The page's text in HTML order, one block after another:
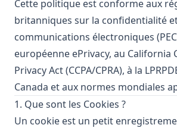
Cette politique est conforme aux
britanniques sur la confidentialité
communications électroniques
européenne ePrivacy, au California
Privacy Act (CCPA/CPRA), à la
Canada et aux normes mondiales
1. Que sont les Cookies ?
Un cookie est un petit